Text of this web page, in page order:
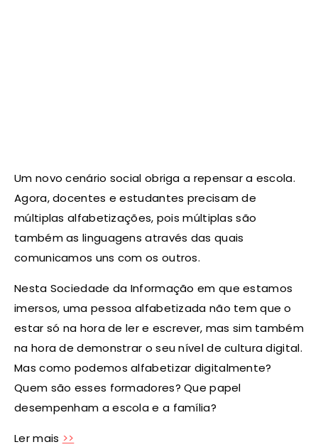
Um novo cenário social obriga a repensar a escola.
Agora, docentes e estudantes precisam de
múltiplas alfabetizações, pois múltiplas são
também as linguagens através das quais
comunicamos uns com os outros.
Nesta Sociedade da Informação em que estamos
imersos, uma pessoa alfabetizada não tem que o
estar só na hora de ler e escrever, mas sim também
na hora de demonstrar o seu nível de cultura digital.
Mas como podemos alfabetizar digitalmente?
Quem são esses formadores? Que papel
desempenham a escola e a família?
Ler mais >>